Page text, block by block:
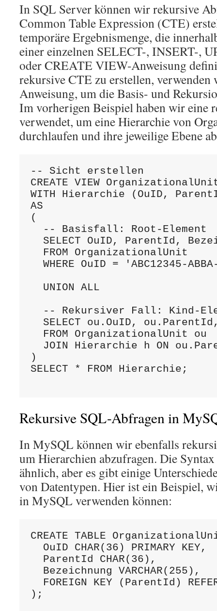
In SQL Server können wir rekursive
Common Table Expression (CTE)
temporäre Ergebnismenge, die
einer einzelnen SELECT-, INSERT-,
oder CREATE VIEW-Anweisung
rekursive CTE zu erstellen,
Anweisung, um die Basis- und
Im vorherigen Beispiel haben wir eine
verwendet, um eine Hierarchie von
durchlaufen und ihre jeweilige Ebene
-- Sicht erstellen
CREATE VIEW
WITH Hierarchie (OuID,
AS
(
  -- Basisfall: Root-Element
SELECT OuID, ParentId,
  FROM OrganizationalUnit
WHERE OuID = 'ABC12345-
  UNION ALL
-- Rekursiver Fall: Kind-
SELECT ou.OuID,
  FROM OrganizationalUnit ou
JOIN Hierarchie h ON
)
SELECT * FROM Hierarchie;
Rekursive SQL-Abfragen in
In MySQL können wir ebenfalls
um Hierarchien abzufragen. Die
ähnlich, aber es gibt einige
von Datentypen. Hier ist ein Beispiel,
in MySQL verwenden können:
CREATE TABLE
  OuID CHAR(36) PRIMARY KEY,
  ParentId CHAR(36),
  Bezeichnung VARCHAR(255),
FOREIGN KEY (ParentId)
);